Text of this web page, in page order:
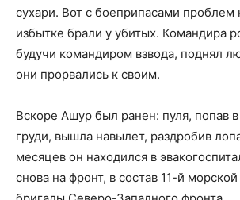
сухари. Вот с боеприпасами
избытке брали у убитых. Командира
будучи командиром взвода, поднял
они прорвались к своим.
Вскоре Ашур был ранен: пуля, попав
груди, вышла навылет, раздробив
месяцев он находился в
снова на фронт, в состав 11-й